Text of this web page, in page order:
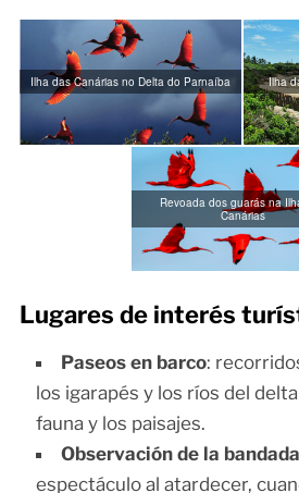
Ilha das Canárias no Delta do Parnaíba Ilha
Revoada dos guarás na
Canárias
Lugares de interés
Paseos en barco:
los igarapés y los ríos del
fauna y los paisajes.
Observación de la
espectáculo al atardecer,